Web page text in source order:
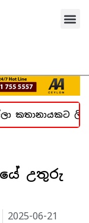
ලිපියක්
උතුරු
2025-06-21